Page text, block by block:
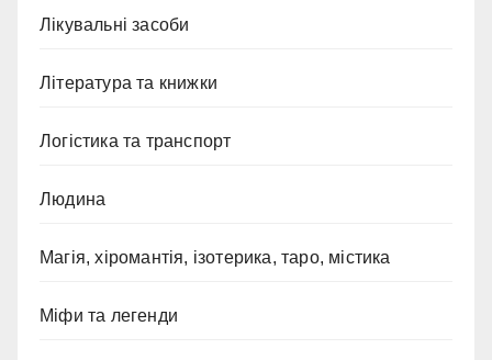
Лікувальні засоби
Література та книжки
Логістика та транспорт
Людина
Магія, хіромантія, ізотерика, таро, містика
Міфи та легенди